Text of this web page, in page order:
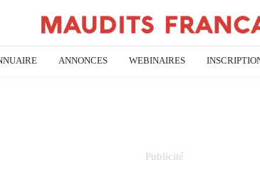
ANNONCES WEBINAIRES